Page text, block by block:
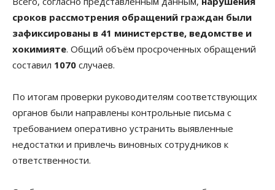
сроков рассмотрения обращений граждан были
зафиксированы в 41 министерстве, ведомстве и
хокимияте. Общий объём просроченных обращений
составил 1070 случаев.
По итогам проверки руководителям соответствующих
органов были направлены контрольные письма с
требованием оперативно устранить выявленные
недостатки и привлечь виновных сотрудников к
ответственности.